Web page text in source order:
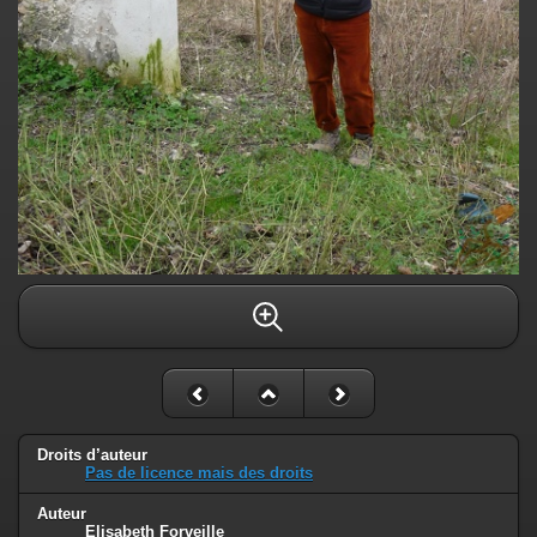
Droits d’auteur
Pas de licence mais des droits
Auteur
Elisabeth Forveille